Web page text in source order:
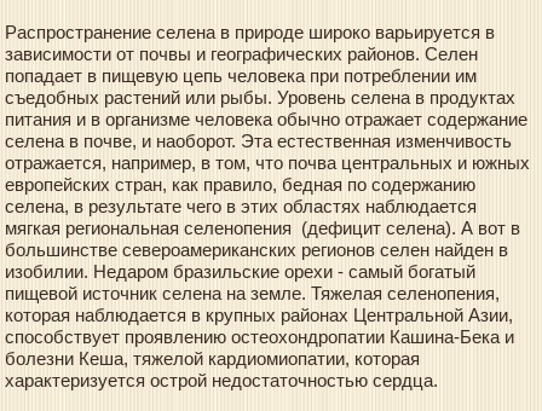
Распространение селена в природе широко варьируется в
зависимости от почвы и географических районов. Селен
попадает в пищевую цепь человека при потреблении им
съедобных растений или рыбы. Уровень селена в продуктах
питания и в организме человека обычно отражает содержание
селена в почве, и наоборот. Эта естественная изменчивость
отражается, например, в том, что почва центральных и южных
европейских стран, как правило, бедная по содержанию
селена, в результате чего в этих областях наблюдается
мягкая региональная селенопения (дефицит селена). А вот в
большинстве североамериканских регионов селен найден в
изобилии. Недаром бразильские орехи - самый богатый
пищевой источник селена на земле. Тяжелая селенопения,
которая наблюдается в крупных районах Центральной Азии,
способствует проявлению остеохондропатии Кашина-Бека и
болезни Кеша, тяжелой кардиомиопатии, которая
характеризуется острой недостаточностью сердца.